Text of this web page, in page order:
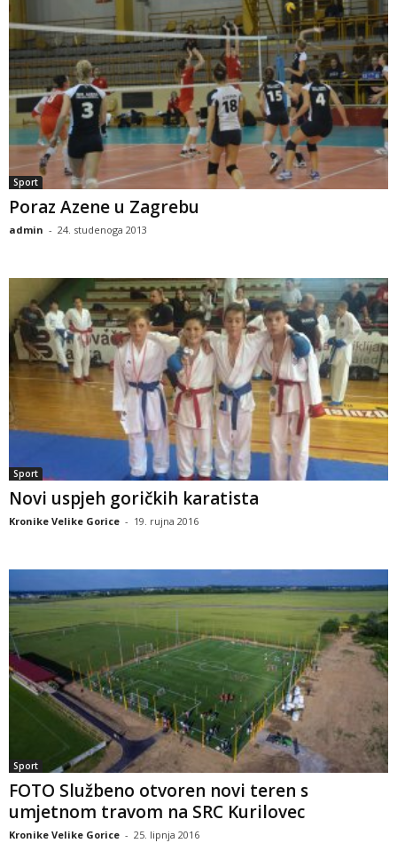
Sport
Poraz Azene u Zagrebu
admin - 24. studenoga 2013
Sport
Novi uspjeh goričkih karatista
Kronike Velike Gorice - 19. rujna 2016
Sport
FOTO Službeno otvoren novi teren s
umjetnom travom na SRC Kurilovec
Kronike Velike Gorice - 25. lipnja 2016